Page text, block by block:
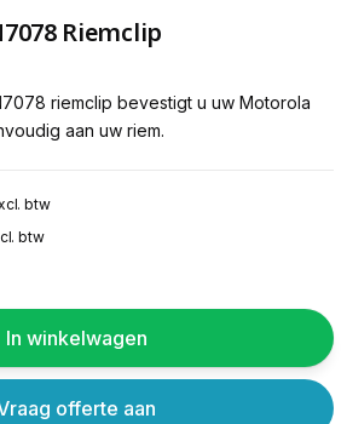
Riemclip
riemclip bevestigt u uw Motorola
aan uw riem.
btw
btw
In winkelwagen
offerte aan